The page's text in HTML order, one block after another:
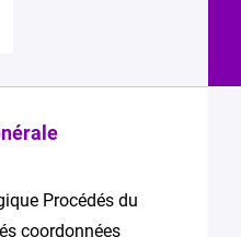
Procédés du
coordonnées